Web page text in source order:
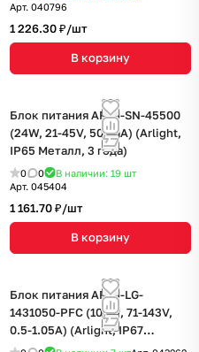
Арт. 040796
1 226.30 ₽/шт
В корзину
Блок питания ARPJ-SN-45500
(24W, 21-45V, 500mA) (Arlight,
IP65 Металл, 3 года)
0 0 В наличии: 19 шт
Арт. 045404
1 161.70 ₽/шт
В корзину
Блок питания ARPJ-LG-
1431050-PFC (100W, 71-143V,
0.5-1.05A) (Arlight, IP67
Металл, 5 лет)